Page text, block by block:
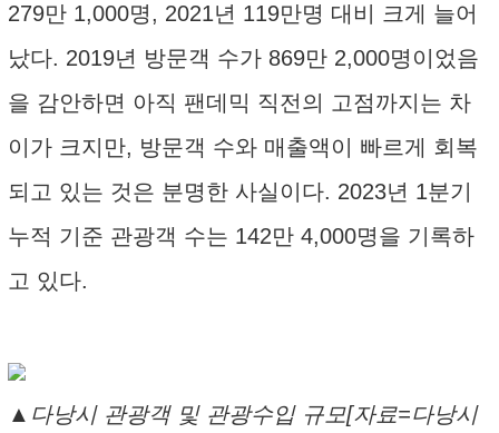
279만 1,000명, 2021년 119만명 대비 크게 늘어
났다. 2019년 방문객 수가 869만 2,000명이었음
을 감안하면 아직 팬데믹 직전의 고점까지는 차
이가 크지만, 방문객 수와 매출액이 빠르게 회복
되고 있는 것은 분명한 사실이다. 2023년 1분기
누적 기준 관광객 수는 142만 4,000명을 기록하
고 있다.
▲다낭시 관광객 및 관광수입 규모[자료=다낭시